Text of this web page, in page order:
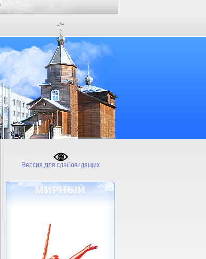
Версия для слабовидящих